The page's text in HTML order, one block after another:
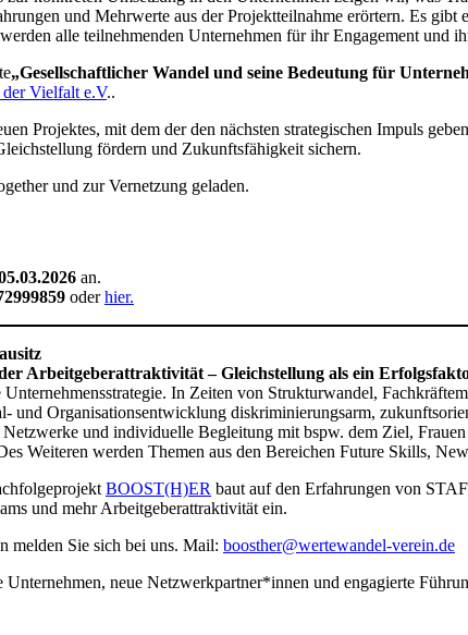
und Mehrwerte aus der Projektteilnahme erörtern. Es
alle teilnehmenden Unternehmen für ihr Engagement und
„Gesellschaftlicher Wandel und seine Bedeutung für
der Vielfalt e.V..
Projektes, mit dem der den nächsten strategischen Impuls
fördern und Zukunftsfähigkeit sichern.
und zur Vernetzung geladen.
an.
oderhier.
Arbeitgeberattraktivität – Gleichstellung als ein
In Zeiten von Strukturwandel,
und Organisationsentwicklung diskriminierungsarm,
und individuelle Begleitung mit bspw. dem Ziel,
Weiteren werden Themen aus den Bereichen Future Skills,
BOOST(H)ER baut auf den Erfahrungen von
und mehr Arbeitgeberattraktivität ein.
melden Sie sich bei uns. Mail: boosther@wertewandel-verein.de
Unternehmen, neue Netzwerkpartner*innen und engagierte